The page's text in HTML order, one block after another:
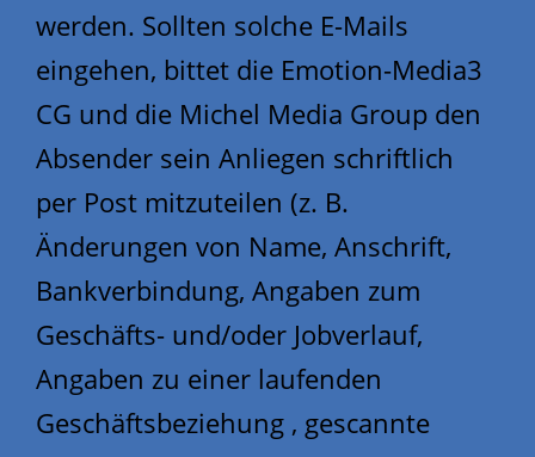
werden. Sollten solche E-Mails
eingehen, bittet die Emotion-Media3
CG und die Michel Media Group den
Absender sein Anliegen schriftlich
per Post mitzuteilen (z. B.
Änderungen von Name, Anschrift,
Bankverbindung, Angaben zum
Geschäfts- und/oder Jobverlauf,
Angaben zu einer laufenden
Geschäftsbeziehung , gescannte